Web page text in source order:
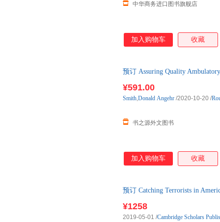
中华商务进口图书旗舰店
加入购物车 收藏
预订 Assuring Quality
¥591.00
书之源外文图书
Smith,Donald Angehr /2020-10-20 /
加入购物车 收藏
预订 Catching Terrorists in
¥1258
2019-05-01 /Cambridge Scholars